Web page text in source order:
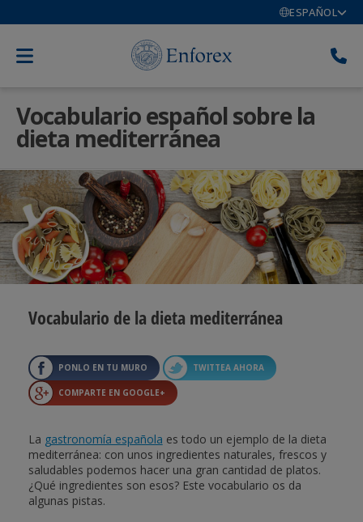
ESPAÑOL
Vocabulario español sobre la
dieta mediterránea
Vocabulario de la dieta mediterránea
PONLO EN TU MURO TWITTEA AHORA
COMPARTE EN GOOGLE+
La gastronomía española es todo un ejemplo de la dieta
mediterránea: con unos ingredientes naturales, frescos y
saludables podemos hacer una gran cantidad de platos.
¿Qué ingredientes son esos? Este vocabulario os da
algunas pistas.